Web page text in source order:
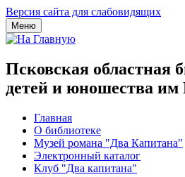
Версия сайта для слабовидящих
Меню
Псковская областная
детей и юношества
Главная
О библиотеке
Музей романа "Два Капитана"
Электронный каталог
Клуб "Два капитана"